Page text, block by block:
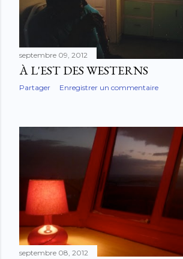
septembre 09, 2012
À L'EST DES WESTERNS
Partager Enregistrer un commentaire
septembre 08, 2012